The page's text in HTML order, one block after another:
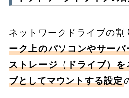
ネットワークドライブの割
ーク上のパソコンやサー
ストレージ（ドライブ）
ブとしてマウントする設定